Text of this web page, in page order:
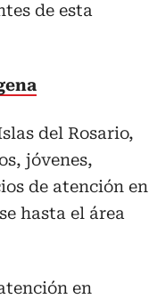
de esta
del Rosario,
jóvenes,
de atención en
hasta el área
en